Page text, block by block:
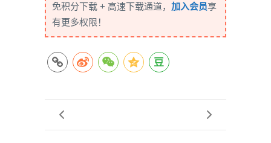
免积分下载 + 高速下载通道， 加入会员享
有更多权限！